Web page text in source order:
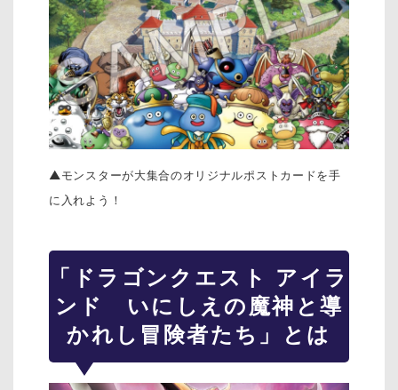
▲モンスターが大集合のオリジナルポストカードを手
に入れよう！
「ドラゴンクエスト アイラ
ンド いにしえの魔神と導
かれし冒険者たち」とは